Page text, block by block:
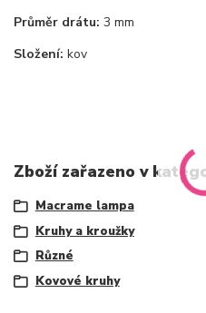
Průměr drátu: 3 mm
Složení: kov
Zboží zařazeno v
Macrame lampa
Kruhy a kroužky
Různé
Kovové kruhy